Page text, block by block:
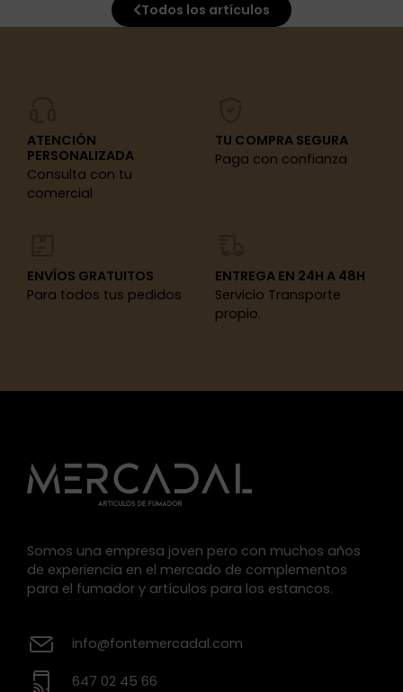
Todos los artículos
ATENCIÓN
PERSONALIZADA
Consulta con tu
comercial
TU COMPRA SEGURA
Paga con confianza
ENVÍOS GRATUITOS
Para todos tus pedidos
ENTREGA EN 24H A 48H
Servicio Transporte
propio.
Somos una empresa joven pero con muchos años
de experiencia en el mercado de complementos
para el fumador y artículos para los estancos.
info@fontemercadal.com
647 02 45 66